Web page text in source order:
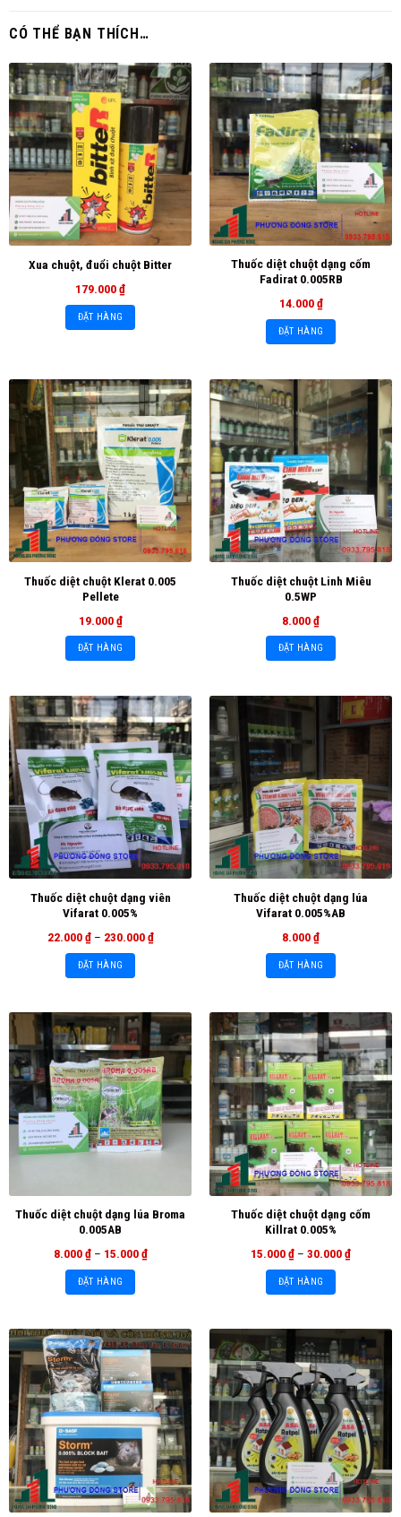
CÓ THỂ BẠN THÍCH…
Xua chuột, đuổi chuột Bitter
179.000₫
ĐẶT HÀNG
Thuốc diệt chuột dạng cốm
Fadirat 0.005RB
14.000₫
ĐẶT HÀNG
Thuốc diệt chuột Klerat 0.005
Pellete
19.000₫
ĐẶT HÀNG
Thuốc diệt chuột Linh Miêu
0.5WP
8.000₫
ĐẶT HÀNG
Thuốc diệt chuột dạng viên
Vifarat 0.005%
22.000₫ – 230.000₫
ĐẶT HÀNG
Thuốc diệt chuột dạng lúa
Vifarat 0.005%AB
8.000₫
ĐẶT HÀNG
Thuốc diệt chuột dạng lúa Broma
0.005AB
8.000₫ – 15.000₫
ĐẶT HÀNG
Thuốc diệt chuột dạng cốm
Killrat 0.005%
15.000₫ – 30.000₫
ĐẶT HÀNG